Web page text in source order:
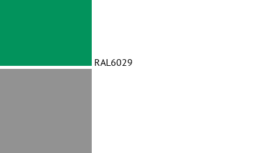
RAL6029